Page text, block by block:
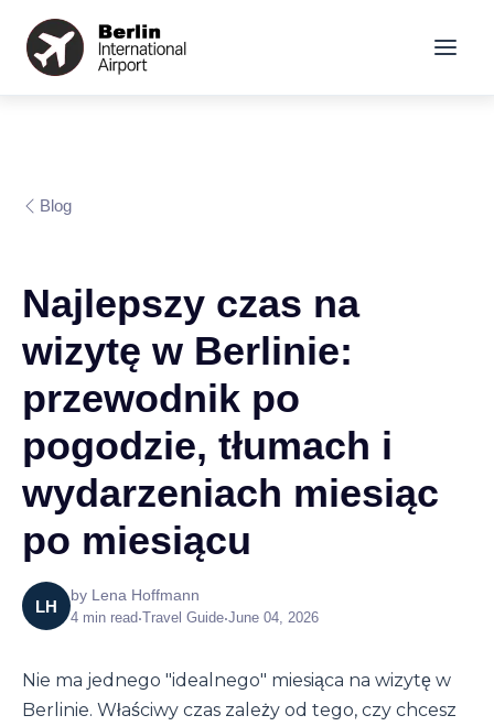
Blog
Najlepszy czas na
wizytę w Berlinie:
przewodnik po
pogodzie, tłumach i
wydarzeniach miesiąc
po miesiącu
LH
by Lena Hoffmann
4 min read•Travel Guide•June 04, 2026
Nie ma jednego "idealnego" miesiąca na wizytę w
Berlinie. Właściwy czas zależy od tego, czy chcesz